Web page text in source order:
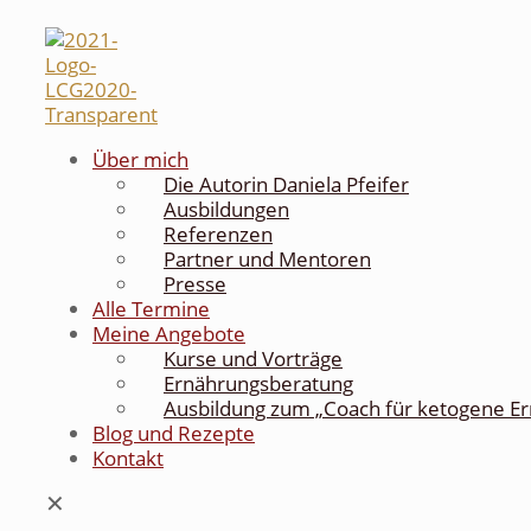
Über mich
Die Autorin Daniela Pfeifer
Ausbildungen
Referenzen
Partner und Mentoren
Presse
Alle Termine
Meine Angebote
Kurse und Vorträge
Ernährungsberatung
Ausbildung zum „Coach für ketogene
Blog und Rezepte
Kontakt
✕